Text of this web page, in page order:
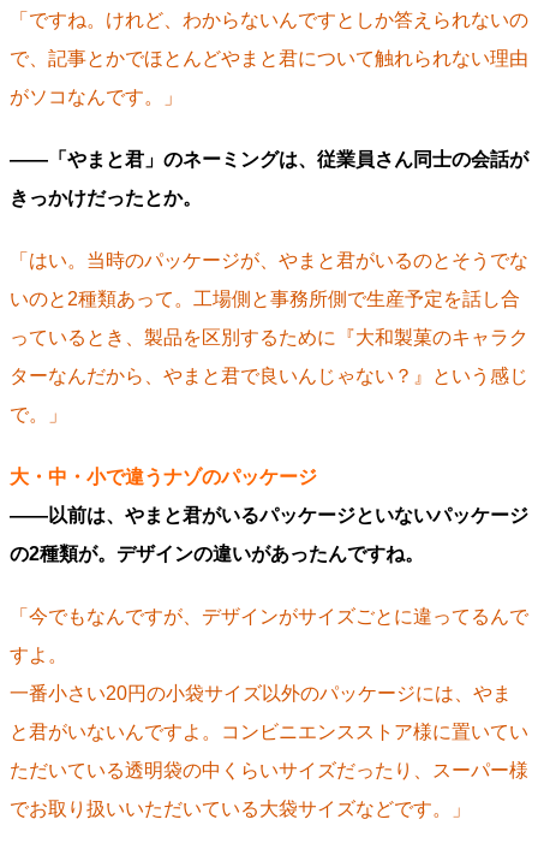
「ですね。けれど、わからないんですとしか答えられないの
で、記事とかでほとんどやまと君について触れられない理由
がソコなんです。」
――「やまと君」のネーミングは、従業員さん同士の会話が
きっかけだったとか。
「はい。当時のパッケージが、やまと君がいるのとそうでな
いのと2種類あって。工場側と事務所側で生産予定を話し合
っているとき、製品を区別するために『大和製菓のキャラク
ターなんだから、やまと君で良いんじゃない？』という感じ
で。」
大・中・小で違うナゾのパッケージ
――以前は、やまと君がいるパッケージといないパッケージ
の2種類が。デザインの違いがあったんですね。
「今でもなんですが、デザインがサイズごとに違ってるんで
すよ。
一番小さい20円の小袋サイズ以外のパッケージには、やま
と君がいないんですよ。コンビニエンスストア様に置いてい
ただいている透明袋の中くらいサイズだったり、スーパー様
でお取り扱いいただいている大袋サイズなどです。」